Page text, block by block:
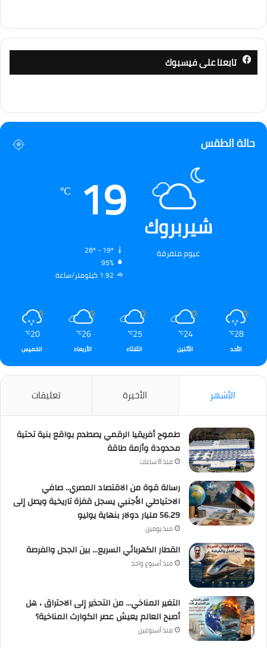
تابعنا على فيسبوك
حالة الطقس
شيربروك
غيوم متفرقة
19
℃
95%
1.92 كيلومتر/ساعة
28
℃
الأحد
24
℃
الأثنين
25
℃
الثلاثاء
26
℃
الأربعاء
20
℃
الخميس
الأشهر الأخيرة تعليقات
طموح أفريقيا الرقمي يصطدم بواقع بنية تحتية
محدودة وأزمة طاقة
منذ 8 ساعات
رسالة قوة من الاقتصاد المصري.. صافي
الاحتياطي الأجنبي يسجل قفزة تاريخية ويصل إلى
56.29 مليار دولار بنهاية يوليو
منذ يومين
القطار الكهربائي السريع… بين الجدل والفرصة
منذ أسبوع واحد
التغير المناخي… من التحذير إلى الاحتراق ، هل
أصبح العالم يعيش عصر الكوارث المناخية؟
منذ أسبوعين